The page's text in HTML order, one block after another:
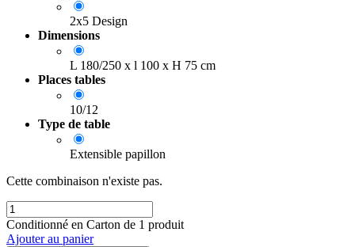
2x5 Design
Dimensions
L 180/250 x l 100 x H 75 cm
Places tables
10/12
Type de table
Extensible papillon
Cette combinaison n'existe pas.
Conditionné en Carton de 1 produit
Ajouter au panier